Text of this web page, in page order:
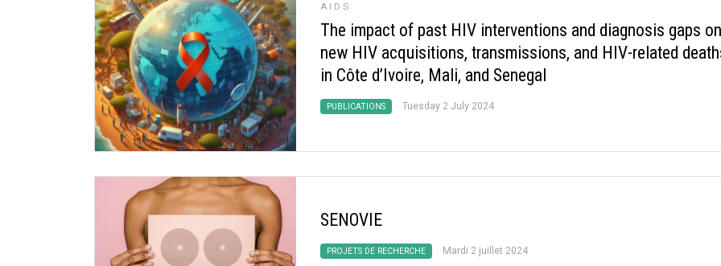
AIDS
The impact of past HIV interventions and diagnosis gaps on
new HIV acquisitions, transmissions, and HIV-related
in Côte d’Ivoire, Mali, and Senegal
PUBLICATIONS Tuesday 2 July 2024
SENOVIE
PROJETS DE RECHERCHE Mardi 2 juillet 2024